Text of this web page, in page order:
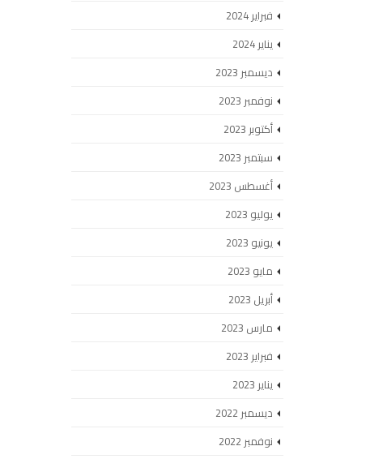
فبراير 2024
يناير 2024
ديسمبر 2023
نوفمبر 2023
أكتوبر 2023
سبتمبر 2023
أغسطس 2023
يوليو 2023
يونيو 2023
مايو 2023
أبريل 2023
مارس 2023
فبراير 2023
يناير 2023
ديسمبر 2022
نوفمبر 2022